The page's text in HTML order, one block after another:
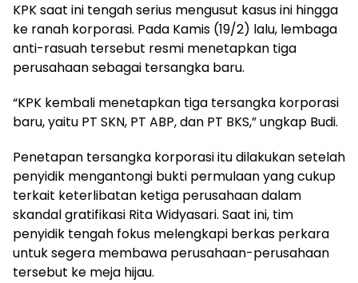
KPK saat ini tengah serius mengusut kasus ini hingga
ke ranah korporasi. Pada Kamis (19/2) lalu, lembaga
anti-rasuah tersebut resmi menetapkan tiga
perusahaan sebagai tersangka baru.
“KPK kembali menetapkan tiga tersangka korporasi
baru, yaitu PT SKN, PT ABP, dan PT BKS,” ungkap Budi.
Penetapan tersangka korporasi itu dilakukan setelah
penyidik mengantongi bukti permulaan yang cukup
terkait keterlibatan ketiga perusahaan dalam
skandal gratifikasi Rita Widyasari. Saat ini, tim
penyidik tengah fokus melengkapi berkas perkara
untuk segera membawa perusahaan-perusahaan
tersebut ke meja hijau.